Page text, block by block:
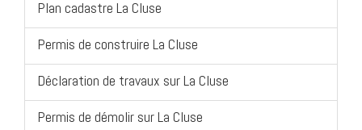
Plan cadastre La Cluse
Permis de construire La Cluse
Déclaration de travaux sur La Cluse
Permis de démolir sur La Cluse